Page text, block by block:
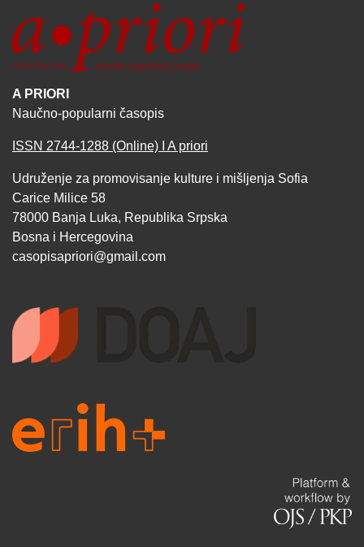
A PRIORI
Naučno-popularni časopis
ISSN 2744-1288 (Online) I A priori
Udruženje za promovisanje kulture i mišljenja Sofia
Carice Milice 58
78000 Banja Luka, Republika Srpska
Bosna i Hercegovina
casopisapriori@gmail.com